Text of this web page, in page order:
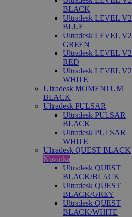
BLACK
Ultradesk LEVEL V2
BLUE
Ultradesk LEVEL V2
GREEN
Ultradesk LEVEL V2
RED
Ultradesk LEVEL V2
WHITE
Ultradesk MOMENTUM
BLACK
Ultradesk PULSAR
Ultradesk PULSAR
BLACK
Ultradesk PULSAR
WHITE
Ultradesk QUEST BLACK
Novinka
Ultradesk QUEST
BLACK/BLACK
Ultradesk QUEST
BLACK/GREY
Ultradesk QUEST
BLACK/WHITE